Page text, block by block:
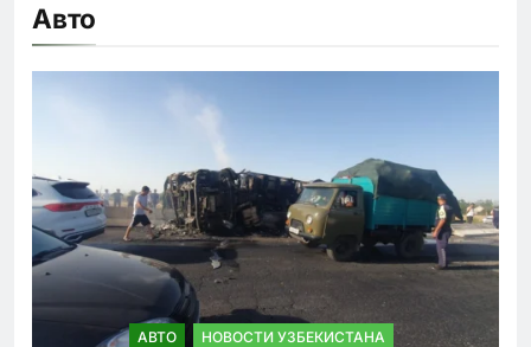
Авто
АВТО НОВОСТИ УЗБЕКИСТАНА